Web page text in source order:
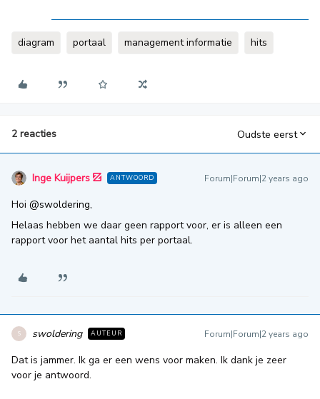
diagram portaal management informatie hits
2 reacties Oudste eerst
Inge Kuijpers ANTWOORD Forum|Forum|2 years ago
Hoi @swoldering,
Helaas hebben we daar geen rapport voor, er is alleen een
rapport voor het aantal hits per portaal.
S swoldering AUTEUR Forum|Forum|2 years ago
Dat is jammer. Ik ga er een wens voor maken. Ik dank je zeer
voor je antwoord.